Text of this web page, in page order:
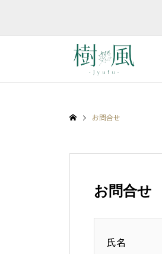
お問合せ
お問合せ
氏名